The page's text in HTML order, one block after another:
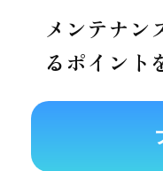
メンテナン
るポイント